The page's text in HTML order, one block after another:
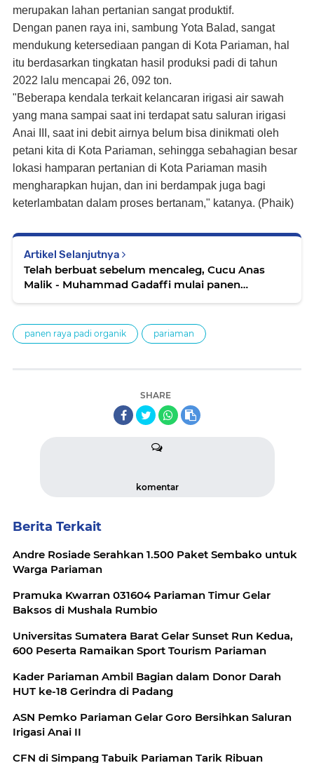
merupakan lahan pertanian sangat produktif.
Dengan panen raya ini, sambung Yota Balad, sangat
mendukung ketersediaan pangan di Kota Pariaman, hal
itu berdasarkan tingkatan hasil produksi padi di tahun
2022 lalu mencapai 26, 092 ton.
"Beberapa kendala terkait kelancaran irigasi air sawah
yang mana sampai saat ini terdapat satu saluran irigasi
Anai III, saat ini debit airnya belum bisa dinikmati oleh
petani kita di Kota Pariaman, sehingga sebahagian besar
lokasi hamparan pertanian di Kota Pariaman masih
mengharapkan hujan, dan ini berdampak juga bagi
keterlambatan dalam proses bertanam," katanya. (Phaik)
Artikel Selanjutnya
Telah berbuat sebelum mencaleg, Cucu Anas
Malik - Muhammad Gadaffi mulai panen
panen raya padi organik pariaman
SHARE
komentar
Berita Terkait
Andre Rosiade Serahkan 1.500 Paket Sembako untuk
Warga Pariaman
Pramuka Kwarran 031604 Pariaman Timur Gelar
Baksos di Mushala Rumbio
Universitas Sumatera Barat Gelar Sunset Run Kedua,
600 Peserta Ramaikan Sport Tourism Pariaman
Kader Pariaman Ambil Bagian dalam Donor Darah
HUT ke-18 Gerindra di Padang
ASN Pemko Pariaman Gelar Goro Bersihkan Saluran
Irigasi Anai II
CFN di Simpang Tabuik Pariaman Tarik Ribuan